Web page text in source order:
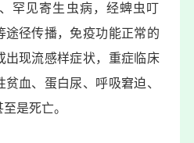
罕见寄生虫病，经蜱虫叮
途径传播，免疫功能正常的
出现流感样症状，重症临床
血、蛋白尿、呼吸窘迫、
是死亡。